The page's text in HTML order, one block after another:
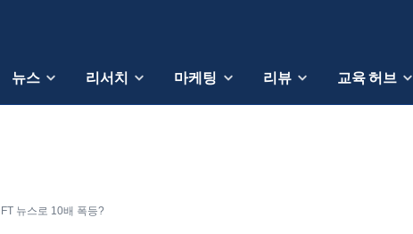
뉴스 리서치 마케팅 리뷰 교육 허브
뉴스로 10배 폭등?